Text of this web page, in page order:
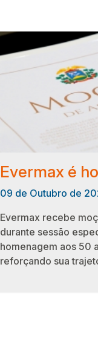
09 de Outubro de
Evermax recebe
durante sessão
homenagem aos 50
reforçando sua